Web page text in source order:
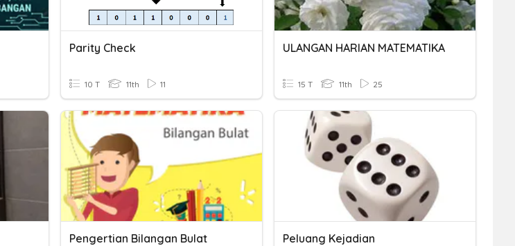
Parity Check
10 T 11th 11
ULANGAN HARIAN MATEMATIKA
15 T 11th 25
Pengertian Bilangan Bulat Peluang Kejadian